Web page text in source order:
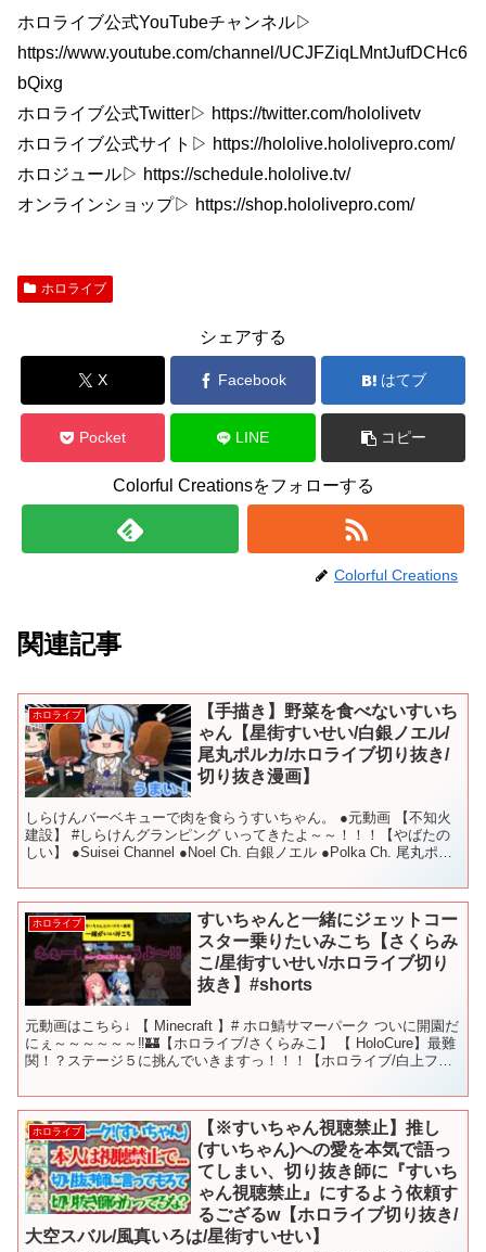
ホロライブ公式YouTubeチャンネル▷
https://www.youtube.com/channel/UCJFZiqLMntJufDCHc6
bQixg
ホロライブ公式Twitter▷ https://twitter.com/hololivetv
ホロライブ公式サイト▷ https://hololive.hololivepro.com/
ホロジュール▷ https://schedule.hololive.tv/
オンラインショップ▷ https://shop.hololivepro.com/
ホロライブ
シェアする
X Facebook はてブ
Pocket LINE コピー
Colorful Creationsをフォローする
Colorful Creations
関連記事
ホロライブ
【手描き】野菜を食べないすいち
ゃん【星街すいせい/白銀ノエル/
尾丸ポルカ/ホロライブ切り抜き/
切り抜き漫画】
しらけんバーベキューで肉を食らうすいちゃん。 ●元動画 【不知火
建設】 #しらけんグランピング いってきたよ～～！！！【やばたの
しい】 ●Suisei Channel ●Noel Ch. 白銀ノエル ●Polka Ch. 尾丸ポル
ホロライブ
すいちゃんと一緒にジェットコー
スター乗りたいみこち【さくらみ
こ/星街すいせい/ホロライブ切り
抜き】#shorts
元動画はこちら↓ 【 Minecraft 】# ホロ鯖サマーパーク ついに開園だ
にぇ～～～～～～‼🏰【ホロライブ/さくらみこ】 【 HoloCure】最難
関！？ステージ５に挑んでいきますっ！！！【ホロライブ/白上フブ
ホロライブ
【※すいちゃん視聴禁止】推し
(すいちゃん)への愛を本気で語っ
てしまい、切り抜き師に『すいち
ゃん視聴禁止』にするよう依頼す
るござるw【ホロライブ切り抜き/
大空スバル/風真いろは/星街すいせい】